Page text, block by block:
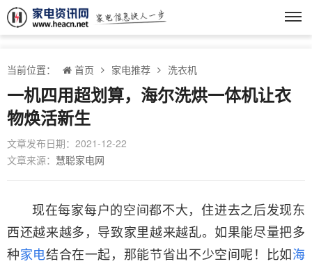
当前位置： 首页 家电推荐 洗衣机
一机四用超划算，海尔洗烘一体机让衣
物焕活新生
文章发布日期：2021-12-22
文章来源： 慧聪家电网
现在每家每户的空间都不大，住进去之后发现东
西还越来越多，导致家里越来越乱。如果能尽量把多
种家电结合在一起，那能节省出不少空间呢！比如海